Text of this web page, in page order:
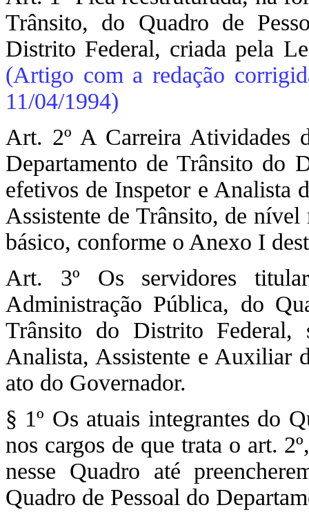
Trânsito, do Quadro de
Distrito Federal, criada pela
(Artigo com a redação
11/04/1994)
Art. 2º A Carreira Atividades
Departamento de Trânsito do
efetivos de Inspetor e Analista
Assistente de Trânsito, de
básico, conforme o Anexo I
Art. 3º Os servidores
Administração Pública, do
Trânsito do Distrito Federal,
Analista, Assistente e Auxiliar
ato do Governador.
§ 1º Os atuais integrantes do
nos cargos de que trata o art.
nesse Quadro até
Quadro de Pessoal do